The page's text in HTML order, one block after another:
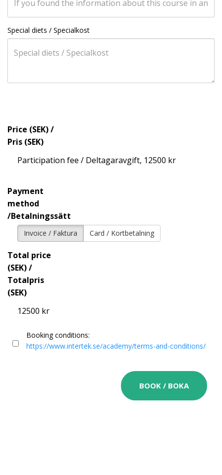
Special diets / Specialkost
Price (SEK) /
Pris (SEK)
Participation fee / Deltagaravgift, 12500 kr
Payment
method
/Betalningssätt
Invoice / Faktura Card / Kortbetalning
Total price
(SEK) /
Totalpris
(SEK)
12500 kr
Booking conditions:
https://www.intertek.se/academy/terms-and-conditions/
BOOK / BOKA